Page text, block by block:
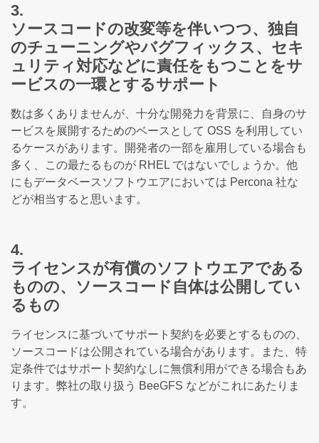
3.
ソースコードの改変等を伴いつつ、独自
のチューニングやバグフィックス、セキ
ュリティ対応などに責任をもつことをサ
ービスの一環とするサポート
数は多くありませんが、十分な開発力を背景に、自身のサ
ービスを展開するためのベースとして OSS を利用してい
るケースがあります。開発者の一部を雇用している場合も
多く、この最たるものが RHEL ではないでしょうか。他
にもデータベースソフトウエアにおいては Percona 社な
どが相当すると思います。
4.
ライセンスが有償のソフトウエアである
ものの、ソースコード自体は公開してい
るもの
ライセンスに基づいてサポート契約を必要とするものの、
ソースコードは公開されている場合があります。また、特
定条件ではサポート契約なしに無償利用ができる場合もあ
ります。弊社の取り扱う BeeGFS などがこれにあたりま
す。